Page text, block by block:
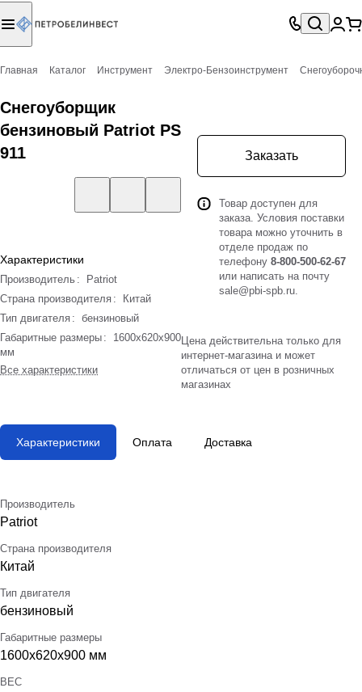
Главная Каталог Инструмент Электро-Бензоинструмент
Снегоуборщик
бензиновый Patriot PS
911
Характеристики
Производитель :
Patriot
Страна производителя :
Китай
Тип двигателя : бензиновый
Габаритные размеры :
1600х620х900
мм
Все характеристики
Заказать
Товар доступен для
заказа. Условия поставки
товара можно уточнить в
отделе продаж по
телефону 8-800-500-62-67
или написать на почту
sale@pbi-spb.ru.
Цена действительна только для
интернет-магазина и может
отличаться от цен в розничных
магазинах
Характеристики Оплата Доставка
Производитель
Patriot
Страна производителя
Китай
Тип двигателя
бензиновый
Габаритные размеры
1600х620х900 мм
ВЕС